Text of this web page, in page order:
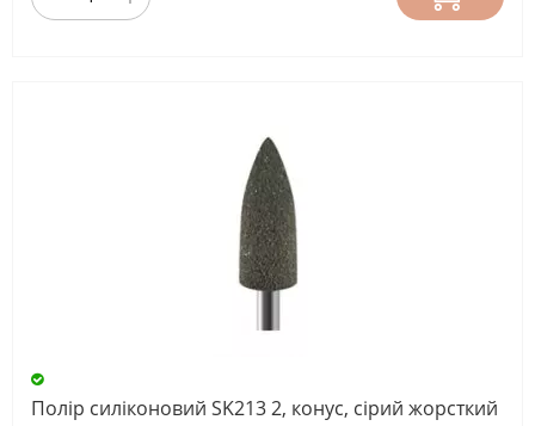
Полір силіконовий SK213 2, конус, сірий жорсткий